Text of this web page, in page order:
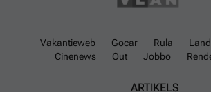
Vakantieweb Gocar Rula
Cinenews
Out Jobbo
ARTIKELS